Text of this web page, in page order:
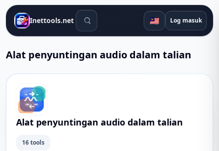
Inettools.net Alat carian 🇲🇾 Log masuk
Alat penyuntingan audio dalam talian
Alat penyuntingan audio dalam talian
16 tools